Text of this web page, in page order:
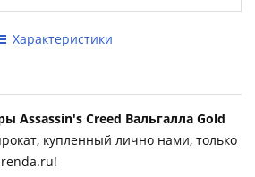
Характеристики
Assassin's Creed Вальгалла Gold
купленный лично нами, только